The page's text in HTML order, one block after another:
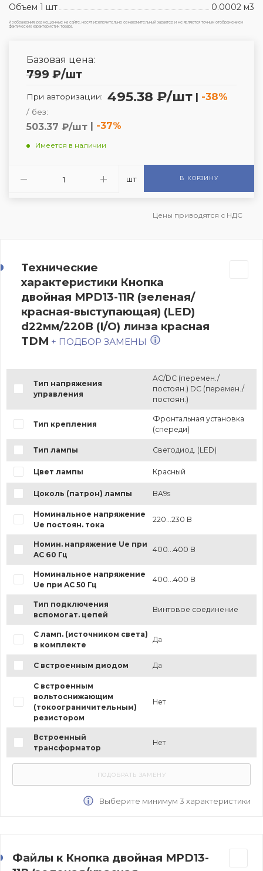
Объем 1 шт
0.0002 м3
Изображения, размещенные на сайте, носят исключительно ознакомительный характер и не являются точным отображением
фактических характеристик товара.
Базовая цена:
799 ₽/шт
При авторизации: 495.38 ₽/шт | -38%
/ без:
503.37 ₽/шт | -37%
Имеется в наличии
шт В КОРЗИНУ
Цены приводятся с НДС
Технические
характеристики Кнопка
двойная MPD13-11R (зеленая/
красная-выступающая) (LED)
d22мм/220В (I/O) линза красная
TDM + ПОДБОР ЗАМЕНЫ
Тип напряжения
управления
AC/DC (перемен./
постоян.) DC (перемен./
постоян.)
Тип крепления
Фронтальная установка
(спереди)
Тип лампы Светодиод. (LED)
Цвет лампы Красный
Цоколь (патрон) лампы BA9s
Номинальное напряжение
Ue постоян. тока
220...230 В
Номин. напряжение Ue при
AC 60 Гц
400...400 В
Номинальное напряжение
Ue при AC 50 Гц
400...400 В
Тип подключения
вспомогат. цепей
Винтовое соединение
С ламп. (источником света)
в комплекте
Да
С встроенным диодом Да
С встроенным
вольтоснижающим
(токоограничительным)
резистором
Нет
Встроенный
трансформатор
Нет
Выберите минимум 3 характеристики
Файлы к Кнопка двойная MPD13-